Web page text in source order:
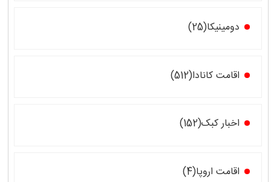
دومینیکا(25)
اقامت کانادا(512)
اخبار کبک(152)
اقامت اروپا(4)